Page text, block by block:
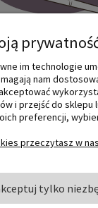
sklep dla
Profesjonalne
artystów.
O NAS
im technologie
nam
i przejść do sklepu
preferencji,
przeczytasz w
tylko